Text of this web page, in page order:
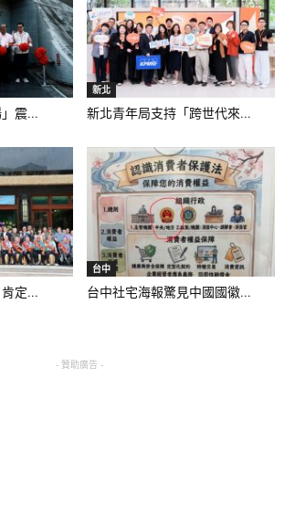
震...
新北
新北青年局支持「跨世代來...
定...
台中
台中社宅海報驚見中國國徽...
- 贊助廣告 -